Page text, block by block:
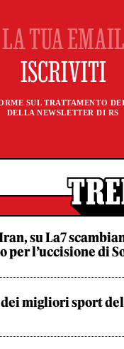
SUL TRATTAMENTO
DELLA NEWSLETTER DI RS
su La7
per l’uccisione di
dei migliori sport